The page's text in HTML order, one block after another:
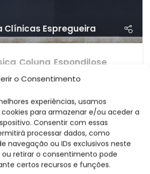
o Consentimento
experiências, usamos
para armazenar e/ou aceder a
Consentir com essas
processar dados, como
navegação ou IDs exclusivos neste
ou retirar o consentimento pode
certos recursos e funções.
Clínicas Espregueira
Coluna Espondilose
APÓS TRATAMENTO
E CIRÚRGICO EM ATLETAS COM
REVISÃO SISTEMÁTICA
after conservative and surgical
with spondylolysis: A
Rita Grazina, Renato Andr...